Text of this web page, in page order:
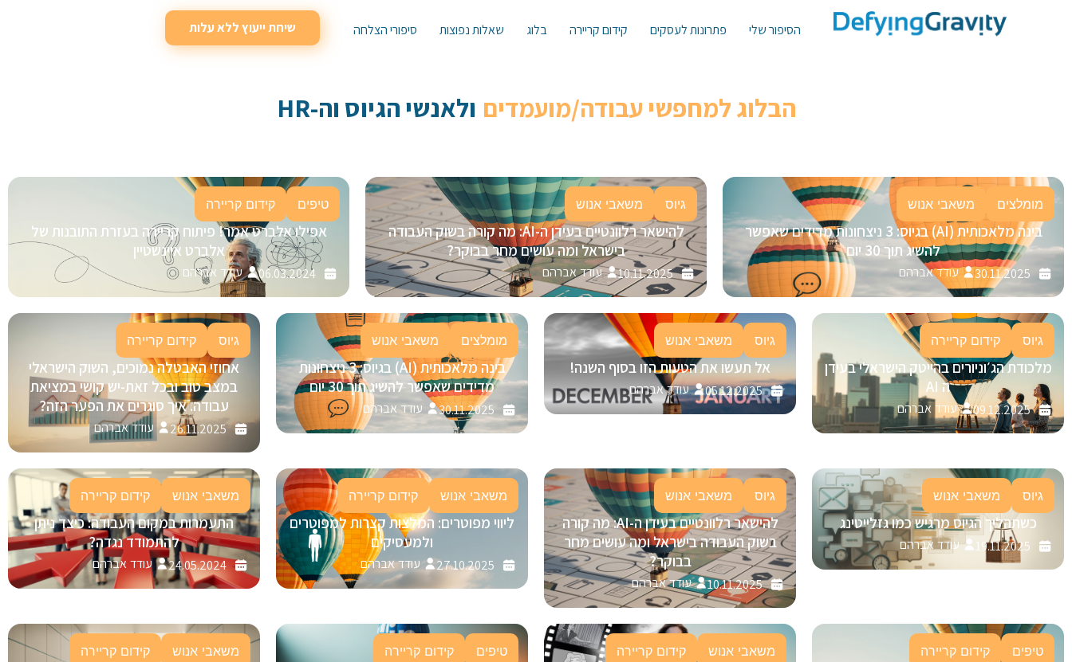
הסיפור שלי פתרונות לעסקים קידום קריירה בלוג שאלות נפוצות סיפורי הצלחה שיחת ייעוץ ללא עלות
הבלוג למחפשי עבודה/מועמדים ולאנשי הגיוס וה-HR
מומלצים משאבי אנוש
בינה מלאכותית (AI) בגיוס: 3 ניצחונות מדידים שאפשר
להשיג תוך 30 יום
30.11.2025 עודד אברהם
גיוס משאבי אנוש
להישאר רלוונטיים בעידן ה-AI: מה קורה בשוק העבודה
בישראל ומה עושים מחר בבוקר?
10.11.2025 עודד אברהם
טיפים קידום קריירה
אפילו אלברט אמר! פיתוח קריירה בעזרת התובנות של
אלברט איינשטיין
06.03.2024 עודד אברהם
גיוס קידום קריירה
מלכודת הג׳וניורים בהייטק הישראלי בעידן
ה AI
09.12.2025 עודד אברהם
גיוס משאבי אנוש
אל תעשו את הטעות הזו בסוף השנה!
05.12.2025 עודד אברהם
מומלצים משאבי אנוש
בינה מלאכותית (AI) בגיוס: 3 ניצחונות
מדידים שאפשר להשיג תוך 30 יום
30.11.2025 עודד אברהם
גיוס קידום קריירה
אחוזי האבטלה נמוכים, השוק הישראלי
במצב טוב ובכל זאת-יש קושי במציאת
עבודה. איך סוגרים את הפער הזה?
26.11.2025 עודד אברהם
גיוס משאבי אנוש
כשתהליך הגיוס מרגיש כמו גזלייטינג
19.11.2025 עודד אברהם
גיוס משאבי אנוש
להישאר רלוונטיים בעידן ה-AI: מה קורה
בשוק העבודה בישראל ומה עושים מחר
בבוקר?
10.11.2025 עודד אברהם
משאבי אנוש קידום קריירה
ליווי מפוטרים: המלצות קצרות למפוטרים
ולמעסיקים
27.10.2025 עודד אברהם
משאבי אנוש קידום קריירה
התעמרות במקום העבודה: כיצד ניתן
להתמודד נגדה?
24.05.2024 עודד אברהם
טיפים קידום קריירה משאבי אנוש קידום קריירה טיפים קידום קריירה משאבי אנוש קידום קריירה